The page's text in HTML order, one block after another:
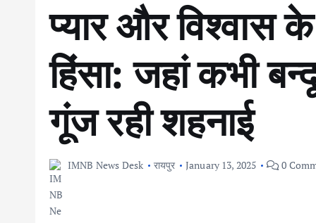
प्यार और
हिंसा: जहां कभी
गूंज रही शहनाई
IMNB News Desk रायपुर January 13, 2025 0